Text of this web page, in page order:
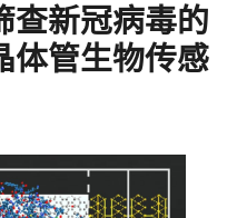
查新冠病毒的
体管生物传感